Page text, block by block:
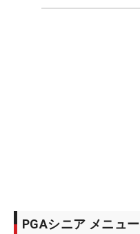
PGAシニア メニュー